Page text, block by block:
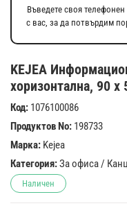
KEJEA
хоризонтална, 90 х
Код: 1076100086
Продуктов No: 198733
Марка: Kejea
Категория:За офиса/
Наличен
Въведете своя
с вас, за да потвърдим